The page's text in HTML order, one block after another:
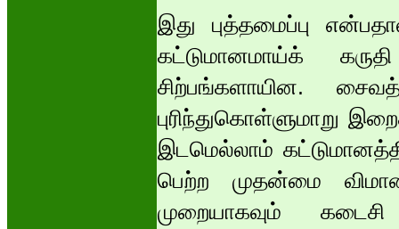
இது புத்தமைப்பு
கட்டுமானமாய்க்
சிற்பங்களாயின.
புரிந்துகொள்ளுமாறு
இடமெல்லாம்
பெற்ற முதன்மை
முறையாகவும்